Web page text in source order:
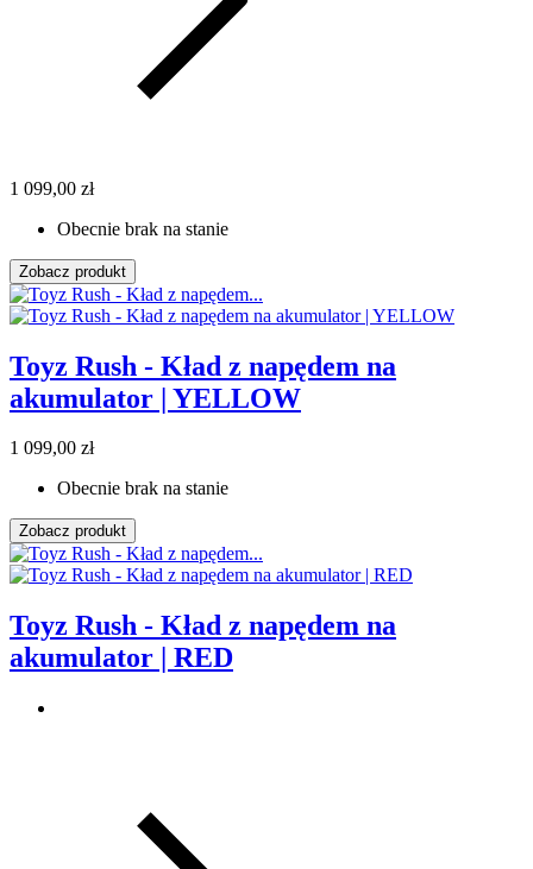
1 099,00 zł
Obecnie brak na stanie
Zobacz produkt
Toyz Rush - Kład z napędem na
akumulator | YELLOW
1 099,00 zł
Obecnie brak na stanie
Zobacz produkt
Toyz Rush - Kład z napędem na
akumulator | RED